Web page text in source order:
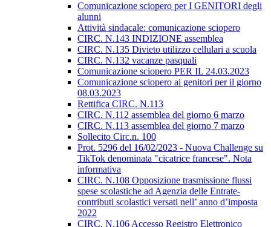
Comunicazione sciopero per I GENITORI degli
alunni
Attività sindacale: comunicazione sciopero
CIRC. N.143 INDIZIONE assemblea
CIRC. N.135 Divieto utilizzo cellulari a scuola
CIRC. N.132 vacanze pasquali
Comunicazione sciopero PER IL 24.03.2023
Comunicazione sciopero ai genitori per il giorno
08.03.2023
Rettifica CIRC. N.113
CIRC. N.112 assemblea del giorno 6 marzo
CIRC. N.113 assemblea del giorno 7 marzo
Sollecito Circ.n. 100
Prot. 5296 del 16/02/2023 - Nuova Challenge su
TikTok denominata "cicatrice francese". Nota
informativa
CIRC. N.108 Opposizione trasmissione flussi
spese scolastiche ad Agenzia delle Entrate-
contributi scolastici versati nell’ anno d’imposta
2022
CIRC. N.106 Accesso Registro Elettronico